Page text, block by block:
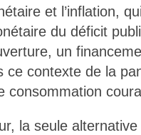
et l’inflation,
du déficit
un
ce contexte de la
consommation
la seule